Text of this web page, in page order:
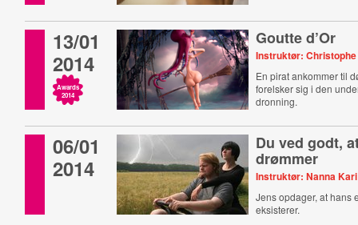
13/01
2014
Awards
2014
Goutte d’Or
Instruktør:
En pirat ankommer til
forelsker sig i den
dronning.
06/01
2014
Du ved godt,
drømmer
Instruktør: Nanna
Jens opdager, at hans
eksisterer.